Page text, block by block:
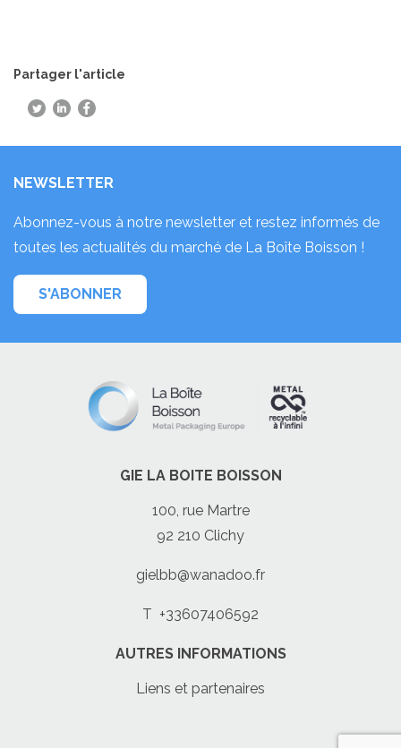
Partager l'article
NEWSLETTER
Abonnez-vous à notre newsletter et restez informés de
toutes les actualités du marché de La Boîte Boisson !
S'ABONNER
GIE LA BOITE BOISSON
100, rue Martre
92 210 Clichy
gielbb@wanadoo.fr
T +33607406592
AUTRES INFORMATIONS
Liens et partenaires